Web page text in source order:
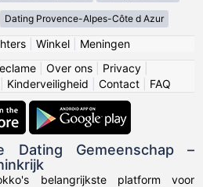
Dating Provence-Alpes-Côte d Azur
| Winkel| Meningen
Over ons Privacy
Kinderveiligheid Contact FAQ
Dating Gemeenschap –
belangrijkste platform voor